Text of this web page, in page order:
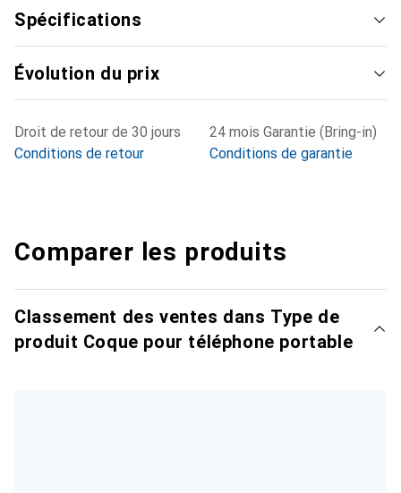
exigeant.
Spécifications
Évolution du prix
Droit de retour de 30 jours
Conditions de retour
24 mois Garantie (Bring-in)
Conditions de garantie
Comparer les produits
Classement des ventes dans Type de
produit Coque pour téléphone portable